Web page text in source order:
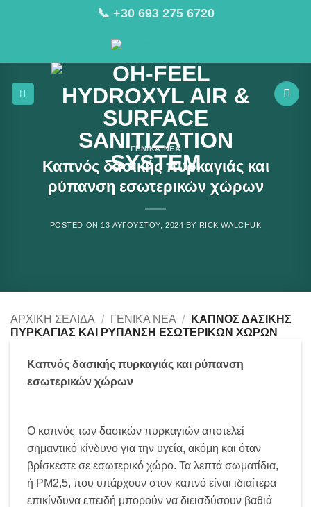
📞 +30 693 275 6720
ΓΕΝΙΚΆ ΝΈΑ
Καπνός δασικής πυρκαγιάς και
ρύπανση εσωτερικών χώρων
POSTED ON 13 ΑΥΓΟΎΣΤΟΥ, 2024 BY RICK WALCHUK
ΑΡΧΙΚΉ ΣΕΛΊΔΑ / ΓΕΝΙΚΆ ΝΈΑ /
ΚΑΠΝΌΣ ΔΑΣΙΚΉΣ
ΠΥΡΚΑΓΙΆΣ ΚΑΙ ΡΎΠΑΝΣΗ ΕΣΩΤΕΡΙΚΏΝ ΧΏΡΩΝ
Καπνός δασικής πυρκαγιάς και ρύπανση
εσωτερικών χώρων
Ο καπνός των δασικών πυρκαγιών αποτελεί
σημαντικό κίνδυνο για την υγεία, ακόμη και όταν
βρίσκεστε σε εσωτερικό χώρο. Τα λεπτά σωματίδια,
ή PM2,5, που υπάρχουν στον καπνό είναι ιδιαίτερα
επικίνδυνα επειδή μπορούν να διεισδύσουν βαθιά